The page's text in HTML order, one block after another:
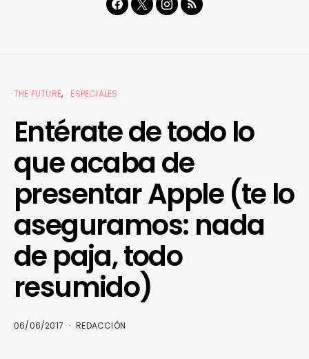
THE FUTURE ESPECIALES
Entérate de todo lo
que acaba de
presentar Apple (te lo
aseguramos: nada
de paja, todo
resumido)
06/06/2017 REDACCIÓN